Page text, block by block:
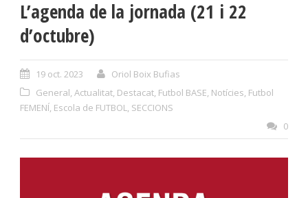
L’agenda de la jornada (21 i 22
d’octubre)
19 oct. 2023
Oriol Boix Bufias
General, Actualitat, Destacat, Futbol BASE, Notícies, Futbol
FEMENÍ, Escola de FUTBOL, SECCIONS
0